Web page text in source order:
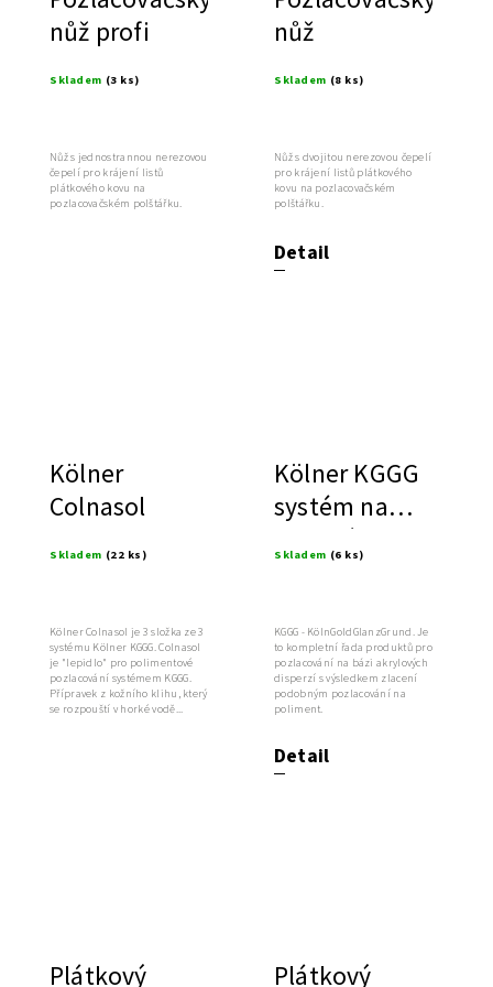
nůž profi
Skladem (3 ks)
Nůž s jednostrannou nerezovou
čepelí pro krájení listů
plátkového kovu na
pozlacovačském polštářku.
nůž
Skladem (8 ks)
Detail
Nůž s dvojitou nerezovou čepelí
pro krájení listů plátkového
kovu na pozlacovačském
polštářku.
Kölner
Colnasol
Skladem (22 ks)
Kölner Colnasol je 3 složka ze 3
systému Kölner KGGG. Colnasol
je "lepidlo" pro polimentové
pozlacování systémem KGGG.
Přípravek z kožního klihu, který
se rozpouští v horké vodě...
Kölner KGGG
systém na
zlacení
Skladem (6 ks)
Detail
KGGG - KölnGoldGlanzGrund. Je
to kompletní řada produktů pro
pozlacování na bázi akrylových
disperzí s výsledkem zlacení
podobným pozlacování na
poliment.
Plátkový
Plátkový